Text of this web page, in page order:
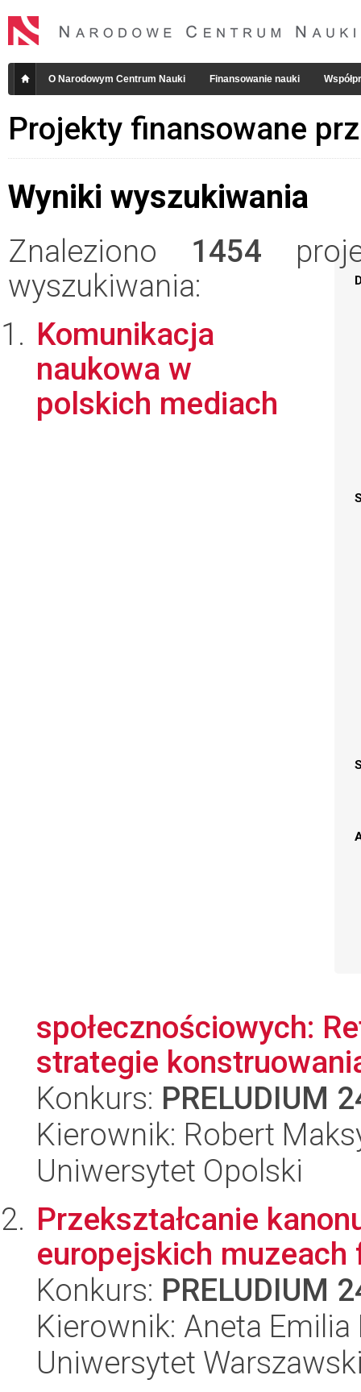
O Narodowym Centrum Nauki Finansowanie nauki
Projekty finansowane
Wyniki wyszukiwania
Znaleziono 1454
wyszukiwania:
Komunikacja
naukowa w
polskich mediach
społecznościowych:
strategie
Konkurs: PRELUDIUM
Kierownik: Robert
Uniwersytet Opolski
Przekształcanie
europejskich
Konkurs: PRELUDIUM
Kierownik: Aneta
Uniwersytet